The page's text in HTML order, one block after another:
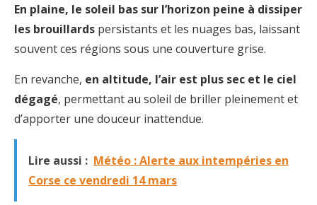
En plaine, le soleil bas sur l’horizon peine à dissiper
les brouillards persistants et les nuages bas, laissant
souvent ces régions sous une couverture grise.
En revanche, en altitude, l’air est plus sec et le ciel
dégagé, permettant au soleil de briller pleinement et
d’apporter une douceur inattendue.
Lire aussi : Météo : Alerte aux intempéries en
Corse ce vendredi 14 mars